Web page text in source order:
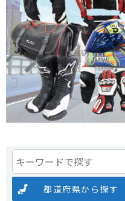
都道府県から探す